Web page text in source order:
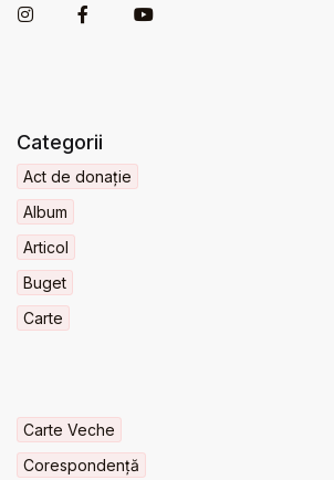
Categorii
Act de donație
Album
Articol
Buget
Carte
Carte Veche
Corespondență